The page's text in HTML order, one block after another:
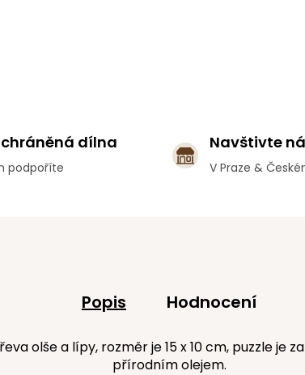
chráněná dílna
podpoříte
Navštivte
V Praze &
Popis Hodnocení
olše a lípy, rozměr je 15 x 10 cm, puzzle
přírodním olejem.